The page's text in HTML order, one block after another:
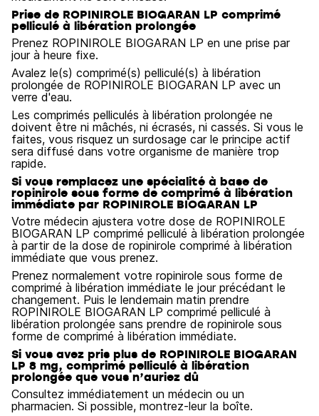
Prise de ROPINIROLE BIOGARAN LP comprimé
pelliculé à libération prolongée
Prenez ROPINIROLE BIOGARAN LP en une prise par
jour à heure fixe.
Avalez le(s) comprimé(s) pelliculé(s) à libération
prolongée de ROPINIROLE BIOGARAN LP avec un
verre d'eau.
Les comprimés pelliculés à libération prolongée ne
doivent être ni mâchés, ni écrasés, ni cassés. Si vous le
faites, vous risquez un surdosage car le principe actif
sera diffusé dans votre organisme de manière trop
rapide.
Si vous remplacez une spécialité à base de
ropinirole sous forme de comprimé à libération
immédiate par ROPINIROLE BIOGARAN LP
Votre médecin ajustera votre dose de ROPINIROLE
BIOGARAN LP comprimé pelliculé à libération prolongée
à partir de la dose de ropinirole comprimé à libération
immédiate que vous prenez.
Prenez normalement votre ropinirole sous forme de
comprimé à libération immédiate le jour précédant le
changement. Puis le lendemain matin prendre
ROPINIROLE BIOGARAN LP comprimé pelliculé à
libération prolongée sans prendre de ropinirole sous
forme de comprimé à libération immédiate.
Si vous avez pris plus de ROPINIROLE BIOGARAN
LP 8 mg, comprimé pelliculé à libération
prolongée que vous n’auriez dû
Consultez immédiatement un médecin ou un
pharmacien. Si possible, montrez-leur la boîte.